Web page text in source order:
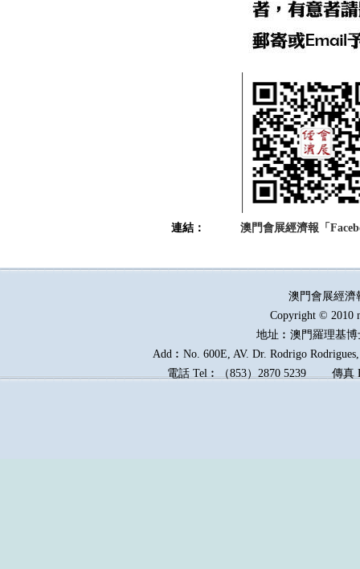
連結： 澳門會展經濟報「
澳門會展經
Copyright © 2010
地址︰澳門羅理基
Add︰No. 600E, AV. Dr. Rodrigo
電話 Tel︰（853）2870 5239傳真